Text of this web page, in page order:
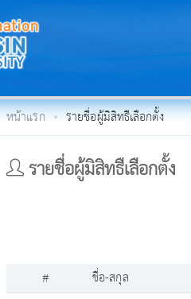
หน้าแรก รายชื่อผู้มิสิทธืเลือกตั้ง
รายชื่อผู้มิสิทธืเลือกตั้ง
# ชื่อ-สกุล